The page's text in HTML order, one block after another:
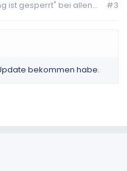
ist gesperrt" bei allen... #3
bekommen habe.